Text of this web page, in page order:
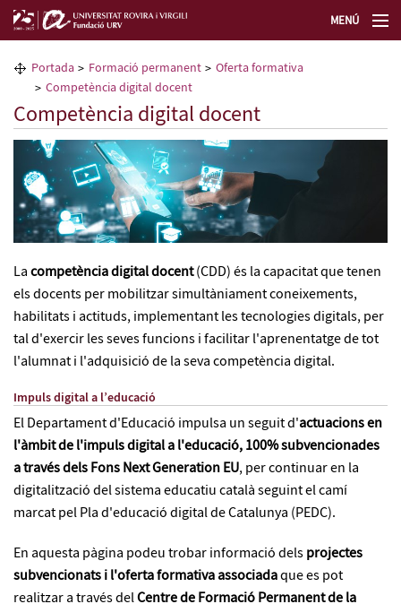
MENÚ
La Fundació URV
Formació permanent
Transferència de tecnologia
Seleccioneu idioma
Portada Formació permanent
Oferta formativa
Competència digital docent
Competència digital docent
Lacompetència digital docent(CDD) és la capacitat que tenen
els docents per mobilitzar simultàniament coneixements,
habilitats i actituds, implementant les tecnologies digitals, per
tal d'exercir les seves funcions i facilitar l'aprenentatge de tot
l'alumnat i l'adquisició de la seva competència digital.
Impuls digital a l’educació
El Departament d'Educació impulsa un seguit d'actuacions en
l'àmbit de l'impuls digital a l'educació, 100% subvencionades
a través dels Fons Next Generation EU, per continuar en la
digitalització del sistema educatiu català seguint el camí
marcat pel Pla d'educació digital de Catalunya (PEDC).
En aquesta pàgina podeu trobar informació delsprojectes
subvencionats i l'oferta formativa associadaque es pot
realitzar a través delCentre de Formació Permanent de la